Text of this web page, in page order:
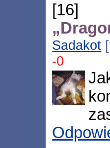
[16]
Sadakot
-0